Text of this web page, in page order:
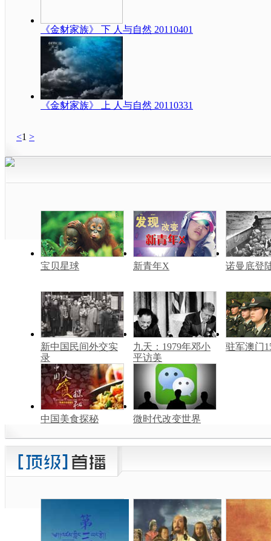
《金豺家族》 下 人与自然 20110401
《金豺家族》 上 人与自然 20110331
<1 >
宝贝星球 新青年X 诺曼底登
新中国民间外交实
录
九天：1979年邓小
平访美
驻军澳门
中国美食探秘 微时代改变世界